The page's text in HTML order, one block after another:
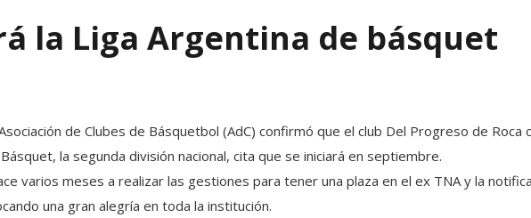
la Liga Argentina de básquet
de Clubes de Básquetbol (AdC) confirmó que el club Del Progreso de Roca
la segunda división nacional, cita que se iniciará en septiembre.
varios meses a realizar las gestiones para tener una plaza en el ex TNA y la
una gran alegría en toda la institución.